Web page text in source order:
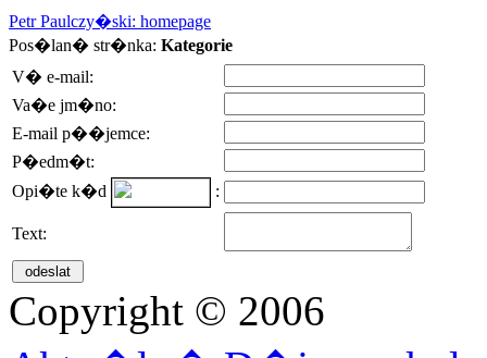
Petr Paulczy�ski: homepage
Pos�lan� str�nka: Kategorie
V� e-mail:
Va�e jm�no:
E-mail p��jemce:
P�edm�t:
Opi�te k�d
:
Text:
Copyright © 2006